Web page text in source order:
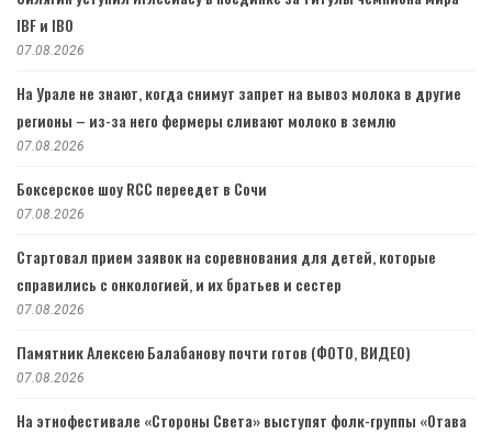
IBF и IBO
07.08.2026
На Урале не знают, когда снимут запрет на вывоз молока в другие
регионы – из-за него фермеры сливают молоко в землю
07.08.2026
Боксерское шоу RCC переедет в Сочи
07.08.2026
Стартовал прием заявок на соревнования для детей, которые
справились с онкологией, и их братьев и сестер
07.08.2026
Памятник Алексею Балабанову почти готов (ФОТО, ВИДЕО)
07.08.2026
На этнофестивале «Стороны Света» выступят фолк-группы «Отава